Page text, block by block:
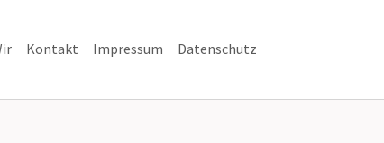
Kontakt Impressum Datenschutz